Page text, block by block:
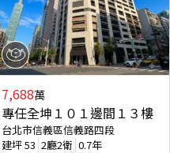
7,688萬
專任全坤１０１邊間１３樓
台北市信義區信義路四段
建坪53 2廳2衛 0.7年